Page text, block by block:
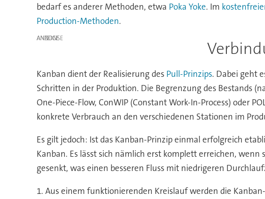
bedarf es anderer Methoden, etwa Poka Yoke. Im
Production-Methoden.
ANZEIGE
Kanban dient der Realisierung des Pull-Prinzips. Dabei geht
Schritten in der Produktion. Die Begrenzung des Bestands
One-Piece-Flow, ConWIP (Constant Work-In-Process) oder
konkrete Verbrauch an den verschiedenen Stationen im
Es gilt jedoch: Ist das Kanban-Prinzip einmal erfolgreich
Kanban. Es lässt sich nämlich erst komplett erreichen,
gesenkt, was einen besseren Fluss mit niedrigeren
1. Aus einem funktionierenden Kreislauf werden die